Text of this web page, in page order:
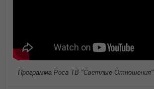
Программа Роса ТВ "Светлые Отношения"